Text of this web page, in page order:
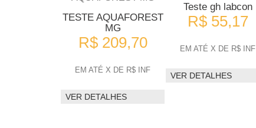
TESTE AQUAFOREST
MG
R$ 209,70
EM ATÉ X DE R$ INF
VER DETALHES
Teste gh labcon
R$ 55,17
EM ATÉ X DE R$ INF
VER DETALHES